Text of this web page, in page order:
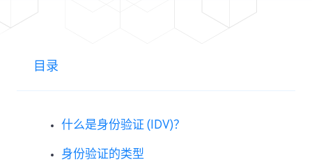
目录
什么是身份验证 (IDV)？
身份验证的类型